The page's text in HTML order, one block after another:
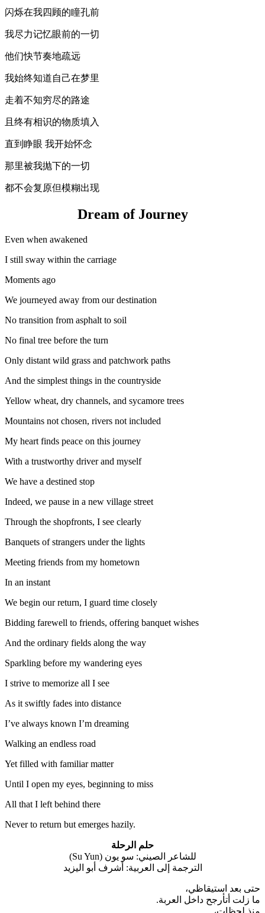
闪烁在我四顾的瞳孔前
我尽力记忆眼前的一切
他们快节奏地疏远
我始终知道自己在梦里
走着不知穷尽的路途
且终有相识的物质填入
直到睁眼 我开始怀念
那里被我抛下的一切
都不会复原但模糊出现
Dream of Journey
Even when awakened
I still sway within the carriage
Moments ago
We journeyed away from our destination
No transition from asphalt to soil
No final tree before the turn
Only distant wild grass and patchwork paths
And the simplest things in the countryside
Yellow wheat, dry channels, and sycamore trees
Mountains not chosen, rivers not included
My heart finds peace on this journey
With a trustworthy driver and myself
We have a destined stop
Indeed, we pause in a new village street
Through the shopfronts, I see clearly
Banquets of strangers under the lights
Meeting friends from my hometown
In an instant
We begin our return, I guard time closely
Bidding farewell to friends, offering banquet wishes
And the ordinary fields along the way
Sparkling before my wandering eyes
I strive to memorize all I see
As it swiftly fades into distance
I’ve always known I’m dreaming
Walking an endless road
Yet filled with familiar matter
Until I open my eyes, beginning to miss
All that I left behind there
Never to return but emerges hazily.
حلم الرحلة
للشاعر الصيني: سو يون (Su Yun)
الترجمة إلى العربية: أشرف أبو اليزيد
حتى بعد استيقاظي،
ما زلت أتأرجح داخل العربة.
منذ لحظات،